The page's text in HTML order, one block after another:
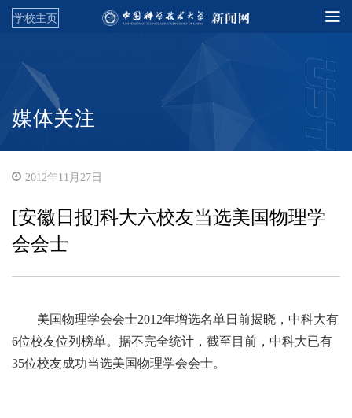
学校主页
媒体关注
2012年11月27日
[安徽日报]科大六校友当选美国物理学
会会士
美国物理学会会士2012年增选名单日前揭晓，中科大有
6位校友位列榜单。据不完全统计，截至目前，中科大已有
35位校友成功当选美国物理学会会士。